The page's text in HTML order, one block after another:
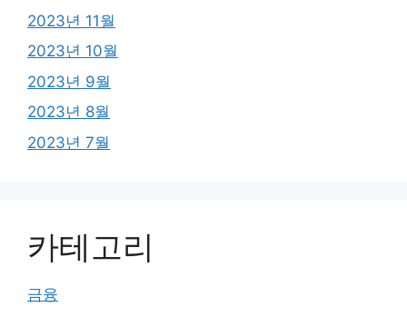
2023년 11월
2023년 10월
2023년 9월
2023년 8월
2023년 7월
카테고리
금융